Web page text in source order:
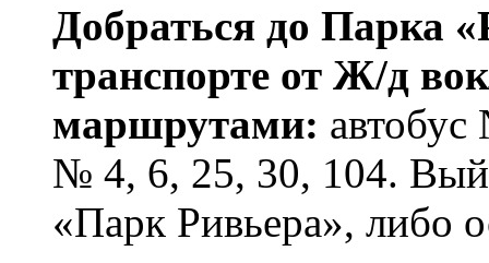
Добраться до Парка
транспорте от Ж/д
маршрутами:
№ 4, 6, 25, 30, 104.
«Парк Ривьера», либо